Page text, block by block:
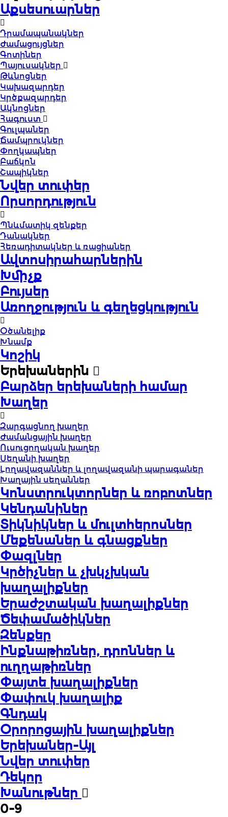
Աքսեսուարներ
Դրամապանակներ
Ժամացույցներ
Գոտիներ
Պայուսակներ
Թևնոցներ
Կախազարդեր
Կրծքազարդեր
Ակնոցներ
Հագուստ
Գուլպաներ
Ճամպրուկներ
Փողկապներ
Բաճկոն
Շապիկներ
Նվեր տուփեր
Որսորդություն
Պնևմատիկ զենքեր
Դանակներ
Հեռադիտակներ և ռացիաներ
Ավտոսիրահարներին
Խմիչք
Բույսեր
Առողջություն և գեղեցկություն
Օծանելիք
Խնամք
Կոշիկ
Երեխաներին
Բարձեր երեխաների համար
Խաղեր
Զարգացնող խաղեր
Ժամանցային խաղեր
Ուսուցողական խաղեր
Սեղանի խաղեր
Լողավազաններ և լողավազանի պարագաներ
Խաղային սեղաններ
Կոնստրուկտորներ և ռոբոտներ
Կենդանիներ
Տիկնիկներ և մուլտհերոսներ
Մեքենաներ և գնացքներ
Փազլներ
Կրծիչներ և չխկչխկան
խաղալիքներ
Երաժշտական խաղալիքներ
Ծեփամածիկներ
Զենքեր
Ինքնաթիռներ, դրոններ և
ուղղաթիռներ
Փայտե խաղալիքներ
Փափուկ խաղալիք
Գնդակ
Օրորոցային խաղալիքներ
Երեխաներ-Այլ
Նվեր տուփեր
Դեկոր
Խանութներ
0-9